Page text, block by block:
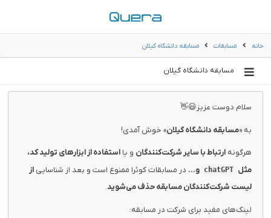
خانه مسابقات مسابقه‌ دانشگاه گیلان
مسابقه‌ دانشگاه گیلان
سلام دوست عزیز😃👋
به «مسابقه‌ دانشگاه گیلان» خوش آمدی!
هرگونهارتباط با سایر شرکت‌کنندگان و یااستفاده از ابزارهای تولید کد،
مثل chatGPT و... در مسابقات کوئرا ممنوع است و بعد از شناسایی از
لیست شرکت‌کنندگان مسابقه حذف می‌شوید.
لینک‌های مفید برای شرکت در مسابقه: